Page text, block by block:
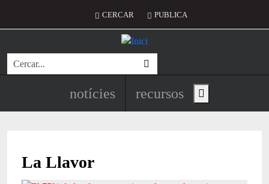
Menú del compte d'usuari
CERCAR PUBLICA
Cerca
Navegació principal de
notícies recursos Show main menu
La Llavor